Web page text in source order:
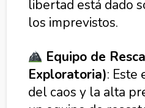
libertad está dado
los imprevistos.
Equipo de
Exploratoria): Este
del caos y la alta